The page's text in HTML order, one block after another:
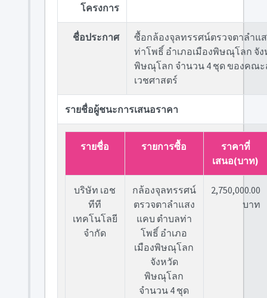
โครงการ
ชื่อประกาศ
ซื้อกล้องจุลทรรศน์ตรวจตาลำแ
ท่าโพธิ์ อำเภอเมืองพิษณุโลก จัง
พิษณุโลก จำนวน 4 ชุด ของคณ
เวชศาสตร์
รายชื่อผู้ชนะการเสนอราคา
รายชื่อ รายการซื้อ
ราคาที่
เสนอ(บาท)
บริษัท เอช
ทีที
เทคโนโลยี
จำกัด
กล้องจุลทรรศน์
ตรวจตาลำแสง
แคบ ตำบลท่า
โพธิ์ อำเภอ
เมืองพิษณุโลก
จังหวัด
พิษณุโลก
จำนวน 4 ชุด
2,750,000.00
บาท